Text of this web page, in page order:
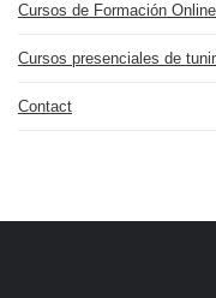
Cursos de Formación
Cursos presenciales de
Contact